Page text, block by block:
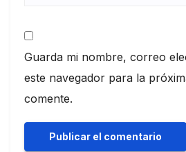
Guarda mi nombre, correo
este navegador para la
comente.